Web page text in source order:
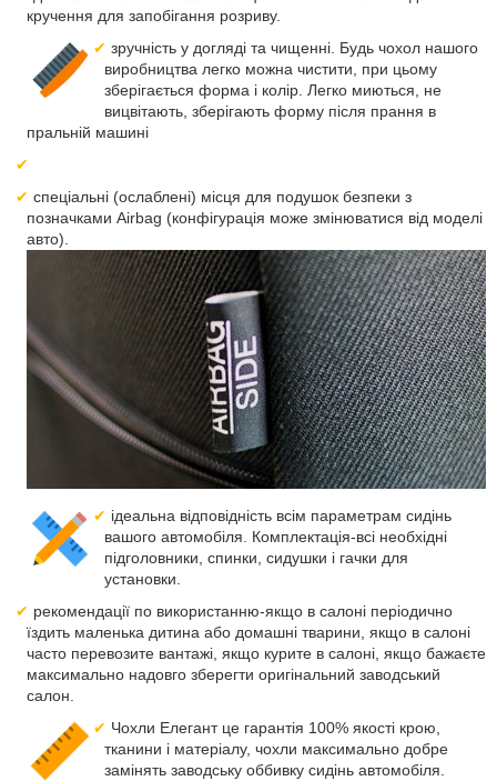
кручення для запобігання розриву.
зручність у догляді та чищенні. Будь чохол нашого
виробництва легко можна чистити, при цьому
зберігається форма і колір. Легко миються, не
вицвітають, зберігають форму після прання в
пральній машині
спеціальні (ослаблені) місця для подушок безпеки з
позначками Airbag (конфігурація може змінюватися від моделі
авто).
ідеальна відповідність всім параметрам сидінь
вашого автомобіля. Комплектація-всі необхідні
підголовники, спинки, сидушки і гачки для
установки.
рекомендації по використанню-якщо в салоні періодично
їздить маленька дитина або домашні тварини, якщо в салоні
часто перевозите вантажі, якщо курите в салоні, якщо бажаєте
максимально надовго зберегти оригінальний заводський
салон.
Чохли Елегант це гарантія 100% якості крою,
тканини і матеріалу, чохли максимально добре
замінять заводську оббивку сидінь автомобіля.